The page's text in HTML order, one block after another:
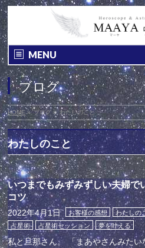
MENU
ブログ
HOME» ブログ » わたしのこと
わたしのこと
いつまでもみずみずしい夫婦で
コツ
2022年4月1日 お客様の感想
わたしの
占星術
占星術セッション 夢を叶える
私と旦那さん。 「まあやさんみたい